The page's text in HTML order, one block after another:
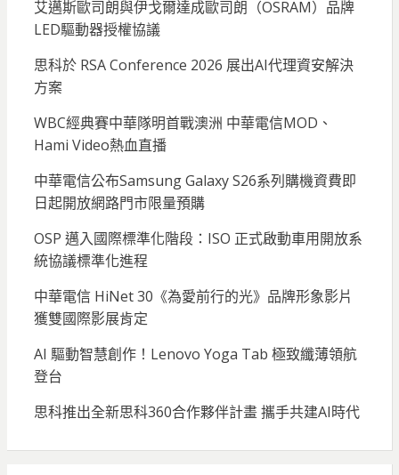
艾邁斯歐司朗與伊戈爾達成歐司朗（OSRAM）品牌
LED驅動器授權協議
思科於 RSA Conference 2026 展出AI代理資安解決
方案
WBC經典賽中華隊明首戰澳洲 中華電信MOD、
Hami Video熱血直播
中華電信公布Samsung Galaxy S26系列購機資費即
日起開放網路門市限量預購
OSP 邁入國際標準化階段：ISO 正式啟動車用開放系
統協議標準化進程
中華電信 HiNet 30《為愛前行的光》品牌形象影片
獲雙國際影展肯定
AI 驅動智慧創作！Lenovo Yoga Tab 極致纖薄領航
登台
思科推出全新思科360合作夥伴計畫 攜手共建AI時代